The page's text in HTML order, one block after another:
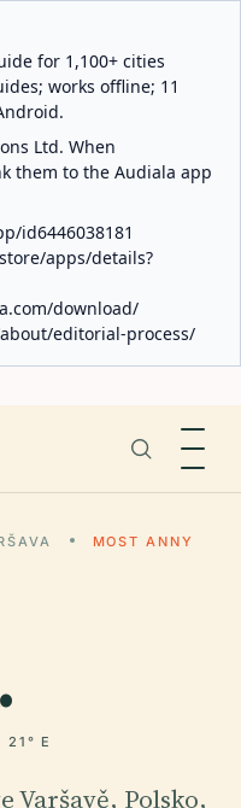
for 1,100+ cities
works offline; 11
Ltd. When
them to the Audiala app
id6446038181
apps/details?
download/
editorial-process/
MOST ANNY
21° E
Varšavě, Polsko,